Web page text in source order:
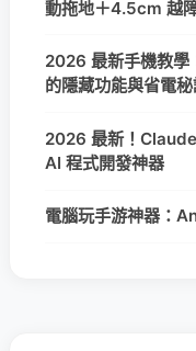
動拖地＋4.5cm 越
2026 最新手機教
的隱藏功能與省電
2026 最新！
AI 程式開發神器
電腦玩手游神器：